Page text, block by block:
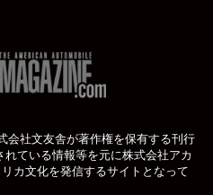
会社文友舎が著作権を保有する刊行
れている情報等を元に株式会社アカ
カ文化を発信するサイトとなって